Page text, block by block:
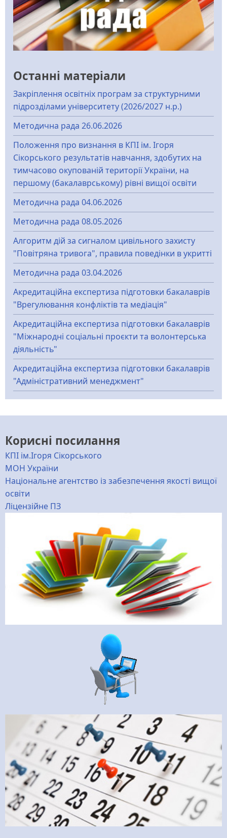
Останні матеріали
Закріплення освітніх програм за структурними
підрозділами університету (2026/2027 н.р.)
Методична рада 26.06.2026
Положення про визнання в КПІ ім. Ігоря
Сікорського результатів навчання, здобутих на
тимчасово окупованій території України, на
першому (бакалаврському) рівні вищої освіти
Методична рада 04.06.2026
Методична рада 08.05.2026
Алгоритм дій за сигналом цивільного захисту
"Повітряна тривога", правила поведінки в укритті
Методична рада 03.04.2026
Акредитаційна експертиза підготовки бакалаврів
"Врегулювання конфліктів та медіація"
Акредитаційна експертиза підготовки бакалаврів
"Міжнародні соціальні проєкти та волонтерська
діяльність"
Акредитаційна експертиза підготовки бакалаврів
"Адміністративний менеджмент"
Корисні посилання
КПІ ім.Ігоря Сікорського
МОН України
Національне агентство із забезпечення якості вищої
освіти
Ліцензійне ПЗ